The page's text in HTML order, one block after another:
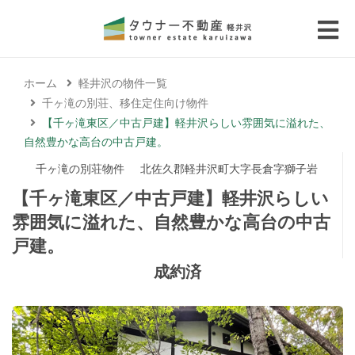
(物件種別から選ぶ)
(価格帯から選ぶ)
(お問い合わせ)
ホーム
軽井沢の物件一覧
千ヶ滝の別荘、移住定住向け物件
【千ヶ滝東区／中古戸建】軽井沢らしい雰囲気に溢れた、
自然豊かな高台の中古戸建。
千ヶ滝の別荘物件
北佐久郡軽井沢町大字長倉字獅子岩
【千ヶ滝東区／中古戸建】軽井沢らしい
雰囲気に溢れた、自然豊かな高台の中古
戸建。
成約済